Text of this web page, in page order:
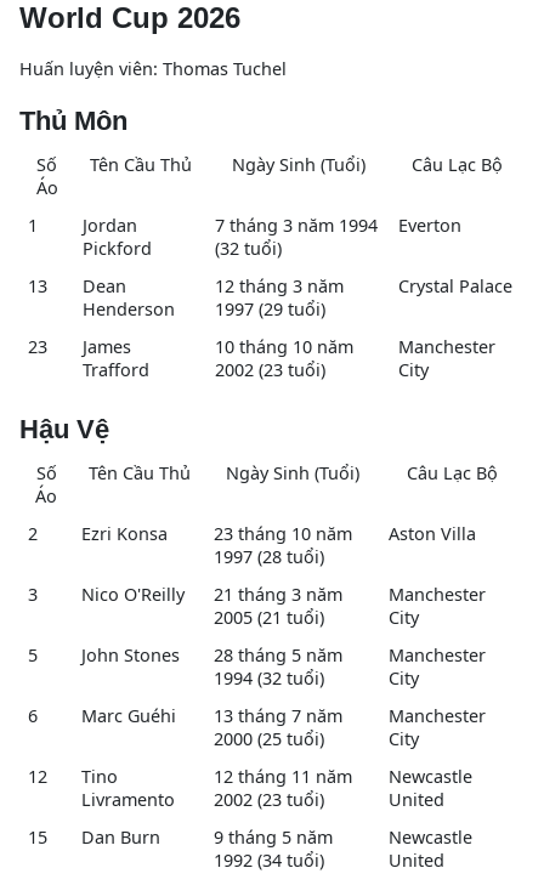
World Cup 2026
Huấn luyện viên: Thomas Tuchel
Thủ Môn
Số
Áo
Tên Cầu Thủ Ngày Sinh (Tuổi) Câu Lạc Bộ
1
Jordan
Pickford
7 tháng 3 năm 1994
(32 tuổi)
Everton
13
Dean
Henderson
12 tháng 3 năm
1997 (29 tuổi)
Crystal Palace
23
James
Trafford
10 tháng 10 năm
2002 (23 tuổi)
Manchester
City
Hậu Vệ
Số
Áo
Tên Cầu Thủ Ngày Sinh (Tuổi) Câu Lạc Bộ
2 Ezri Konsa
23 tháng 10 năm
1997 (28 tuổi)
Aston Villa
3 Nico O'Reilly
21 tháng 3 năm
2005 (21 tuổi)
Manchester
City
5
John Stones
28 tháng 5 năm
1994 (32 tuổi)
Manchester
City
6
Marc Guéhi
13 tháng 7 năm
2000 (25 tuổi)
Manchester
City
12
Tino
Livramento
12 tháng 11 năm
2002 (23 tuổi)
Newcastle
United
15
Dan Burn
9 tháng 5 năm
1992 (34 tuổi)
Newcastle
United